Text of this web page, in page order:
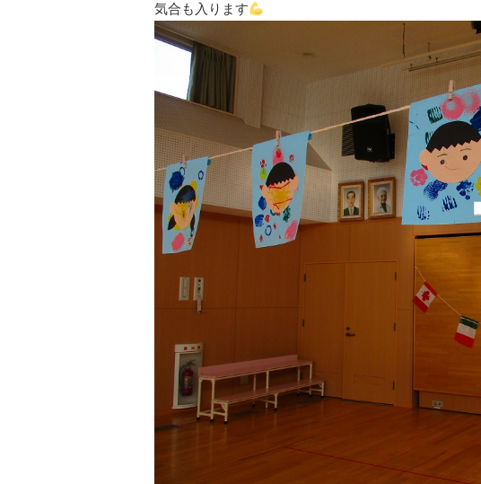
気合も入ります